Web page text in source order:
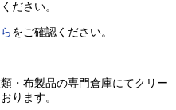
ださい。
をご確認ください。
・布製品の専門倉庫にてクリー
ります。